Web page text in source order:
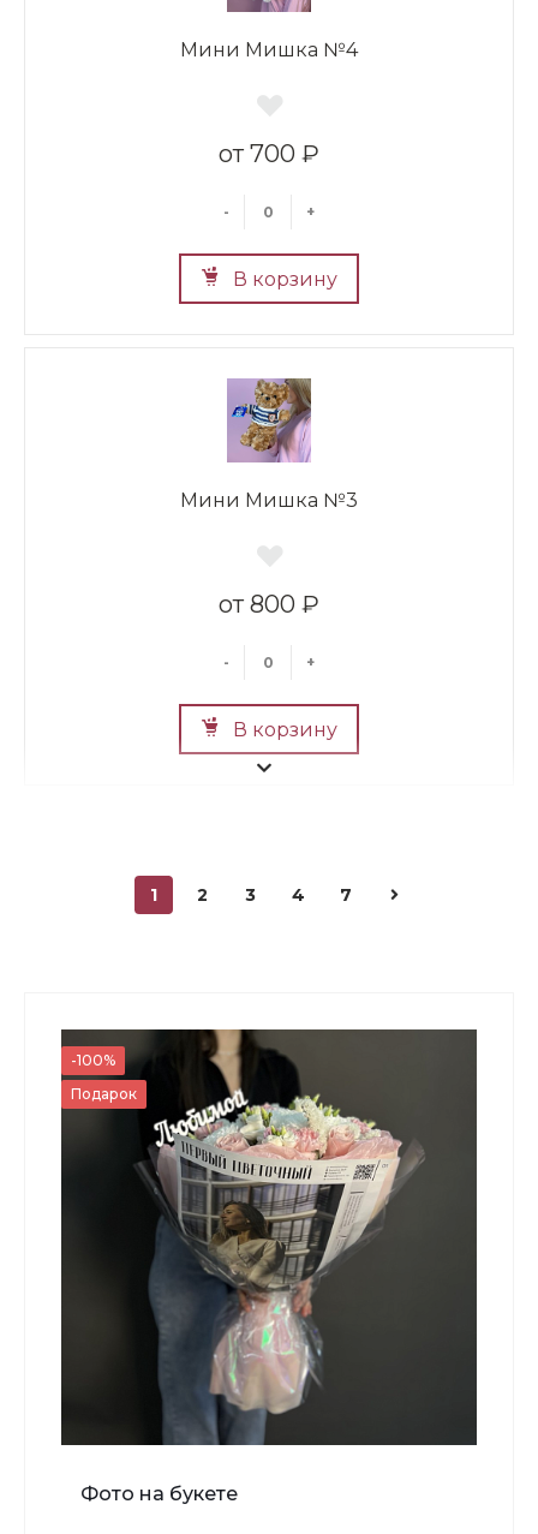
Мини Мишка №4
700 ₽
- +
В корзину
Мини Мишка №3
800 ₽
- +
В корзину
700 ₽
- +
В корзину
Мишка Мини №1
1 2 3 4 7
-100%
Подарок
Фото на букете